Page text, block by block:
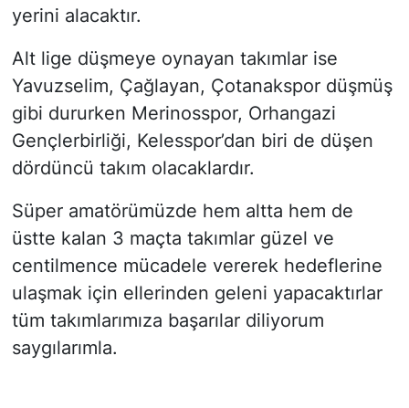
yerini alacaktır.
Alt lige düşmeye oynayan takımlar ise
Yavuzselim, Çağlayan, Çotanakspor düşmüş
gibi dururken Merinosspor, Orhangazi
Gençlerbirliği, Kelesspor’dan biri de düşen
dördüncü takım olacaklardır.
Süper amatörümüzde hem altta hem de
üstte kalan 3 maçta takımlar güzel ve
centilmence mücadele vererek hedeflerine
ulaşmak için ellerinden geleni yapacaktırlar
tüm takımlarımıza başarılar diliyorum
saygılarımla.